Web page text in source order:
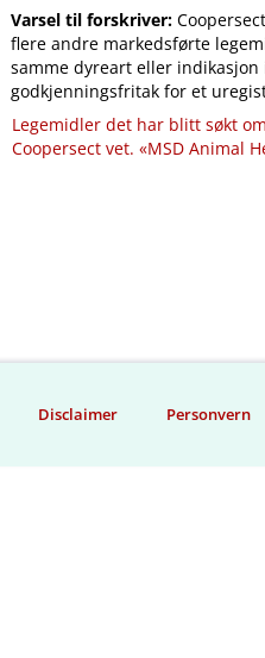
Varsel til forskriver:
flere andre markedsførte
samme dyreart eller
godkjenningsfritak for et
Legemidler det har blitt søkt
Coopersect vet. «MSD Animal
Disclaimer Personvern